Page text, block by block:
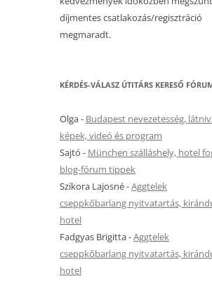
díjmentes csatlakozás/regisztráció
megmaradt.
KÉRDÉS-VÁLASZ ÚTITÁRS KERESŐ
Olga- Budapest nevezetesség,
képek, videó és program
Sajtó - München szálláshely, hotel
blog-fórum tippek
Szikora Lajosné-Aggtelek
cseppkőbarlang nyitvatartás,
hotel
Fadgyas Brigitta-Aggtelek
cseppkőbarlang nyitvatartás,
hotel